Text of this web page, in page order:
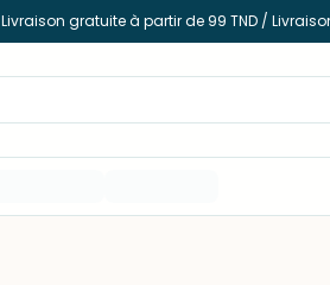
Livraison gratuite à partir de 99 TND /